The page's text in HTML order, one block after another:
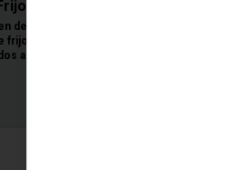
350gr
de chilaquiles
frijol con queso
al comal